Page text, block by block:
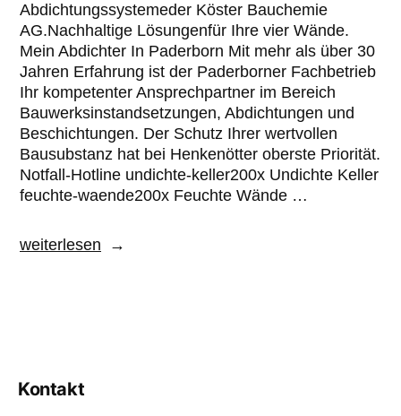
Abdichtungssystemeder Köster Bauchemie
AG.Nachhaltige Lösungenfür Ihre vier Wände.
Mein Abdichter In Paderborn Mit mehr als über 30
Jahren Erfahrung ist der Paderborner Fachbetrieb
Ihr kompetenter Ansprechpartner im Bereich
Bauwerksinstandsetzungen, Abdichtungen und
Beschichtungen. Der Schutz Ihrer wertvollen
Bausubstanz hat bei Henkenötter oberste Priorität.
Notfall-Hotline undichte-keller200x Undichte Keller
feuchte-waende200x Feuchte Wände …
weiterlesen
Kontakt